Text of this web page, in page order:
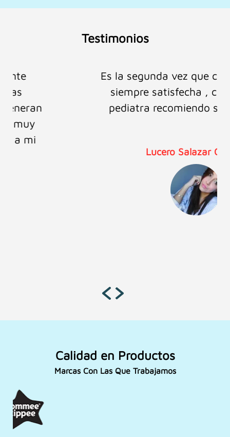
Testimonios
Es la segunda vez que confío en ellos y
siempre satisfecha , como mamá y
pediatra recomiendo sus productos.
Lucero Salazar Castillo
Calidad en Productos
Marcas Con Las Que Trabajamos